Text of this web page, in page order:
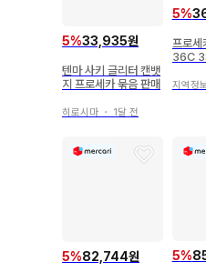
5%33,935원
텐마 사키 글리터 캔뱃
지 프로세카 묶음 판매
히로시마 ・ 1달 전
5%
프로
36C
지역정
5%82,744원 5%